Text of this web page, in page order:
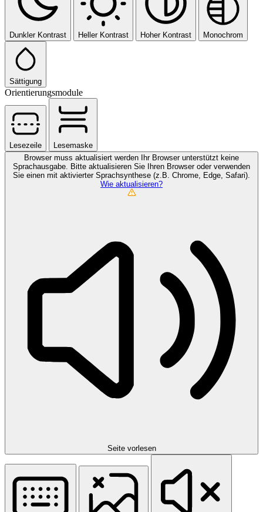
Dunkler Kontrast Heller Kontrast Hoher Kontrast Monochrom
Sättigung
Orientierungsmodule
Lesezeile
Lesemaske
Browser muss aktualisiert werden
Ihr Browser unterstützt keine
Sprachausgabe. Bitte aktualisieren Sie Ihren Browser oder verwenden
Sie einen mit aktivierter Sprachsynthese (z.B. Chrome, Edge, Safari).
Wie aktualisieren?
Seite vorlesen